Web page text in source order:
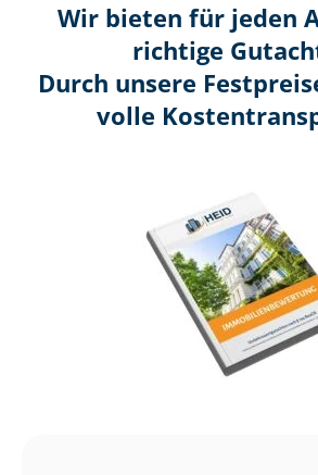
Wir bieten für jeden
richtige
Durch unsere
volle